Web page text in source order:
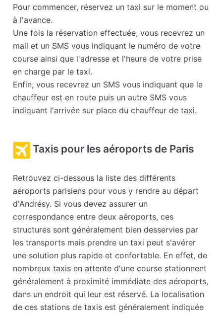
Pour commencer, réservez un taxi sur le moment ou
à l'avance.
Une fois la réservation effectuée, vous recevrez un
mail et un SMS vous indiquant le numéro de votre
course ainsi que l'adresse et l'heure de votre prise
en charge par le taxi.
Enfin, vous recevrez un SMS vous indiquant que le
chauffeur est en route puis un autre SMS vous
indiquant l'arrivée sur place du chauffeur de taxi.
Taxis pour les aéroports de Paris
Retrouvez ci-dessous la liste des différents
aéroports parisiens pour vous y rendre au départ
d'Andrésy. Si vous devez assurer un
correspondance entre deux aéroports, ces
structures sont généralement bien desservies par
les transports mais prendre un taxi peut s'avérer
une solution plus rapide et confortable. En effet, de
nombreux taxis en attente d'une course stationnent
généralement à proximité immédiate des aéroports,
dans un endroit qui leur est réservé. La localisation
de ces stations de taxis est généralement indiquée